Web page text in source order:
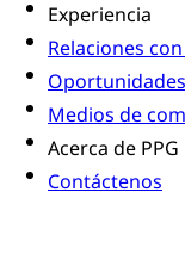
Experiencia
Relaciones
Medios de
Acerca de PPG
Contáctenos